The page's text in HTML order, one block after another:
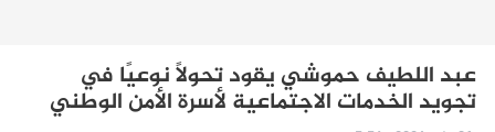
عبد اللطيف حموشي يقود تحولًا نوعيًا في
تجويد الخدمات الاجتماعية لأسرة الأمن الوطني